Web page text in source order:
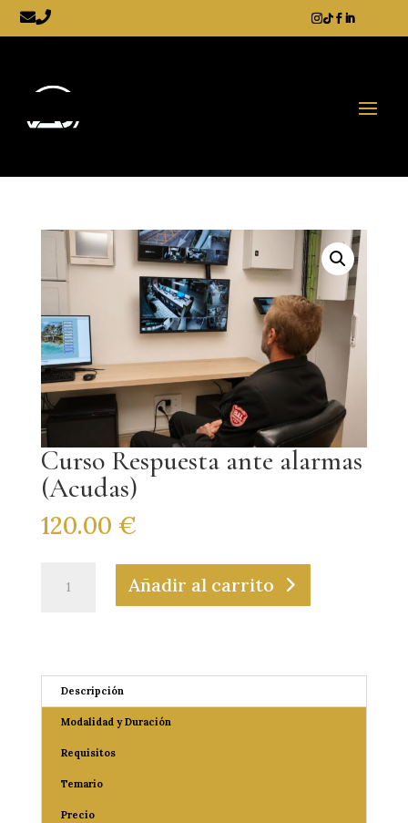
Curso Respuesta ante alarmas
(Acudas)
120.00 €
Añadir al carrito
Descripción
Modalidad y Duración
Requisitos
Temario
Precio